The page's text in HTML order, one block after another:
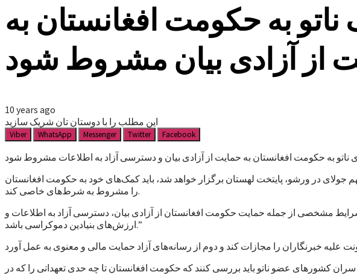
به حکومت افغانستان به
از آزادی بیان مشروط شود
10 years ago
این مطلب را با دوستان تان شریک سازید
Viber WhatsApp Messenger Twitter Facebook
در ورشو، پایتخت لهستان برگزار خواهد شد، باید کمک‌های خود به حکومت افغانستان
را مشروط به شرط‌های خاصی کند.
مشخصی از جمله حمایت حکومت افغانستان از آزادی بیان، دسترسی آزاد به اطلاعات و
ارزش‌های بنیادین دموکراسی باشد.”
سران کشورهای عضو ناتو باید بررسی کنند که حکومت افغانستان تا چه حدی تعهداتی را که در